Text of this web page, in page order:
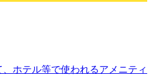
ホテル等で使われるアメニティ